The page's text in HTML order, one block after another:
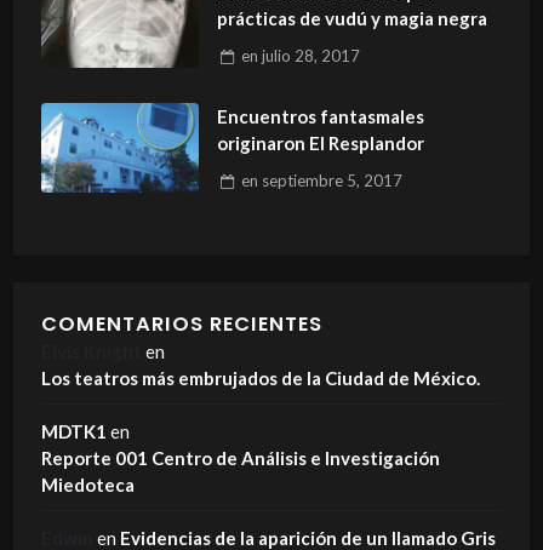
prácticas de vudú y magia negra
en julio 28, 2017
Encuentros fantasmales
originaron El Resplandor
en septiembre 5, 2017
COMENTARIOS RECIENTES
en
Los teatros más embrujados de la Ciudad de México.
MDTK1 en
Reporte 001 Centro de Análisis e Investigación
Miedoteca
en Evidencias de la aparición de un llamado Gris